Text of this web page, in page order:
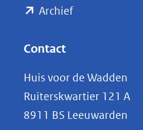
Archief(opent
(verwijst
naar
een
Contact
Huis voor de Wadden
Ruiterskwartier 121 A
8911 BS Leeuwarden